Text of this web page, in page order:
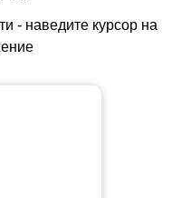
- наведите курсор на